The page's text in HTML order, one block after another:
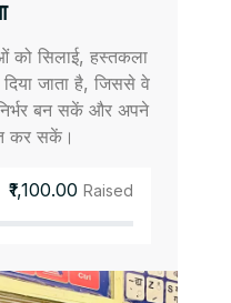
को सिलाई, हस्तकला
जाता है, जिससे वे
बन सकें और अपने
कर सकें।
₹1,100.00 Raised